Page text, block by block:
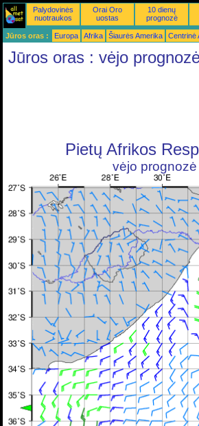
Palydovinės
nuotraukos
Orai Oro
uostas
10 dienų
prognozė
Jūros oras : Europa Afrika Šiaurės Amerika Centrinė
Jūros oras : vėjo
Pietų Afrikos
vėjo